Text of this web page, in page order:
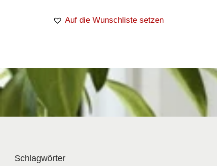
Auf die Wunschliste setzen
Schlagwörter